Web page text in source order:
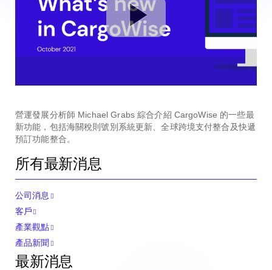
營運發展分析師 Michael Grabs 綜合介紹 CargoWise 的一些最
新功能，包括海關稅則號別系統更新、全球跨境支付整合及快遞
預訂功能整合。
所有最新消息
公司消息
客戶
產業觀點
產品新聞
最新消息